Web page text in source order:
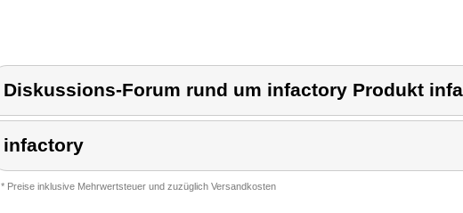
Diskussions-Forum rund um infactory Produkt
infactory
* Preise inklusive Mehrwertsteuer und zuzüglich Versandkosten